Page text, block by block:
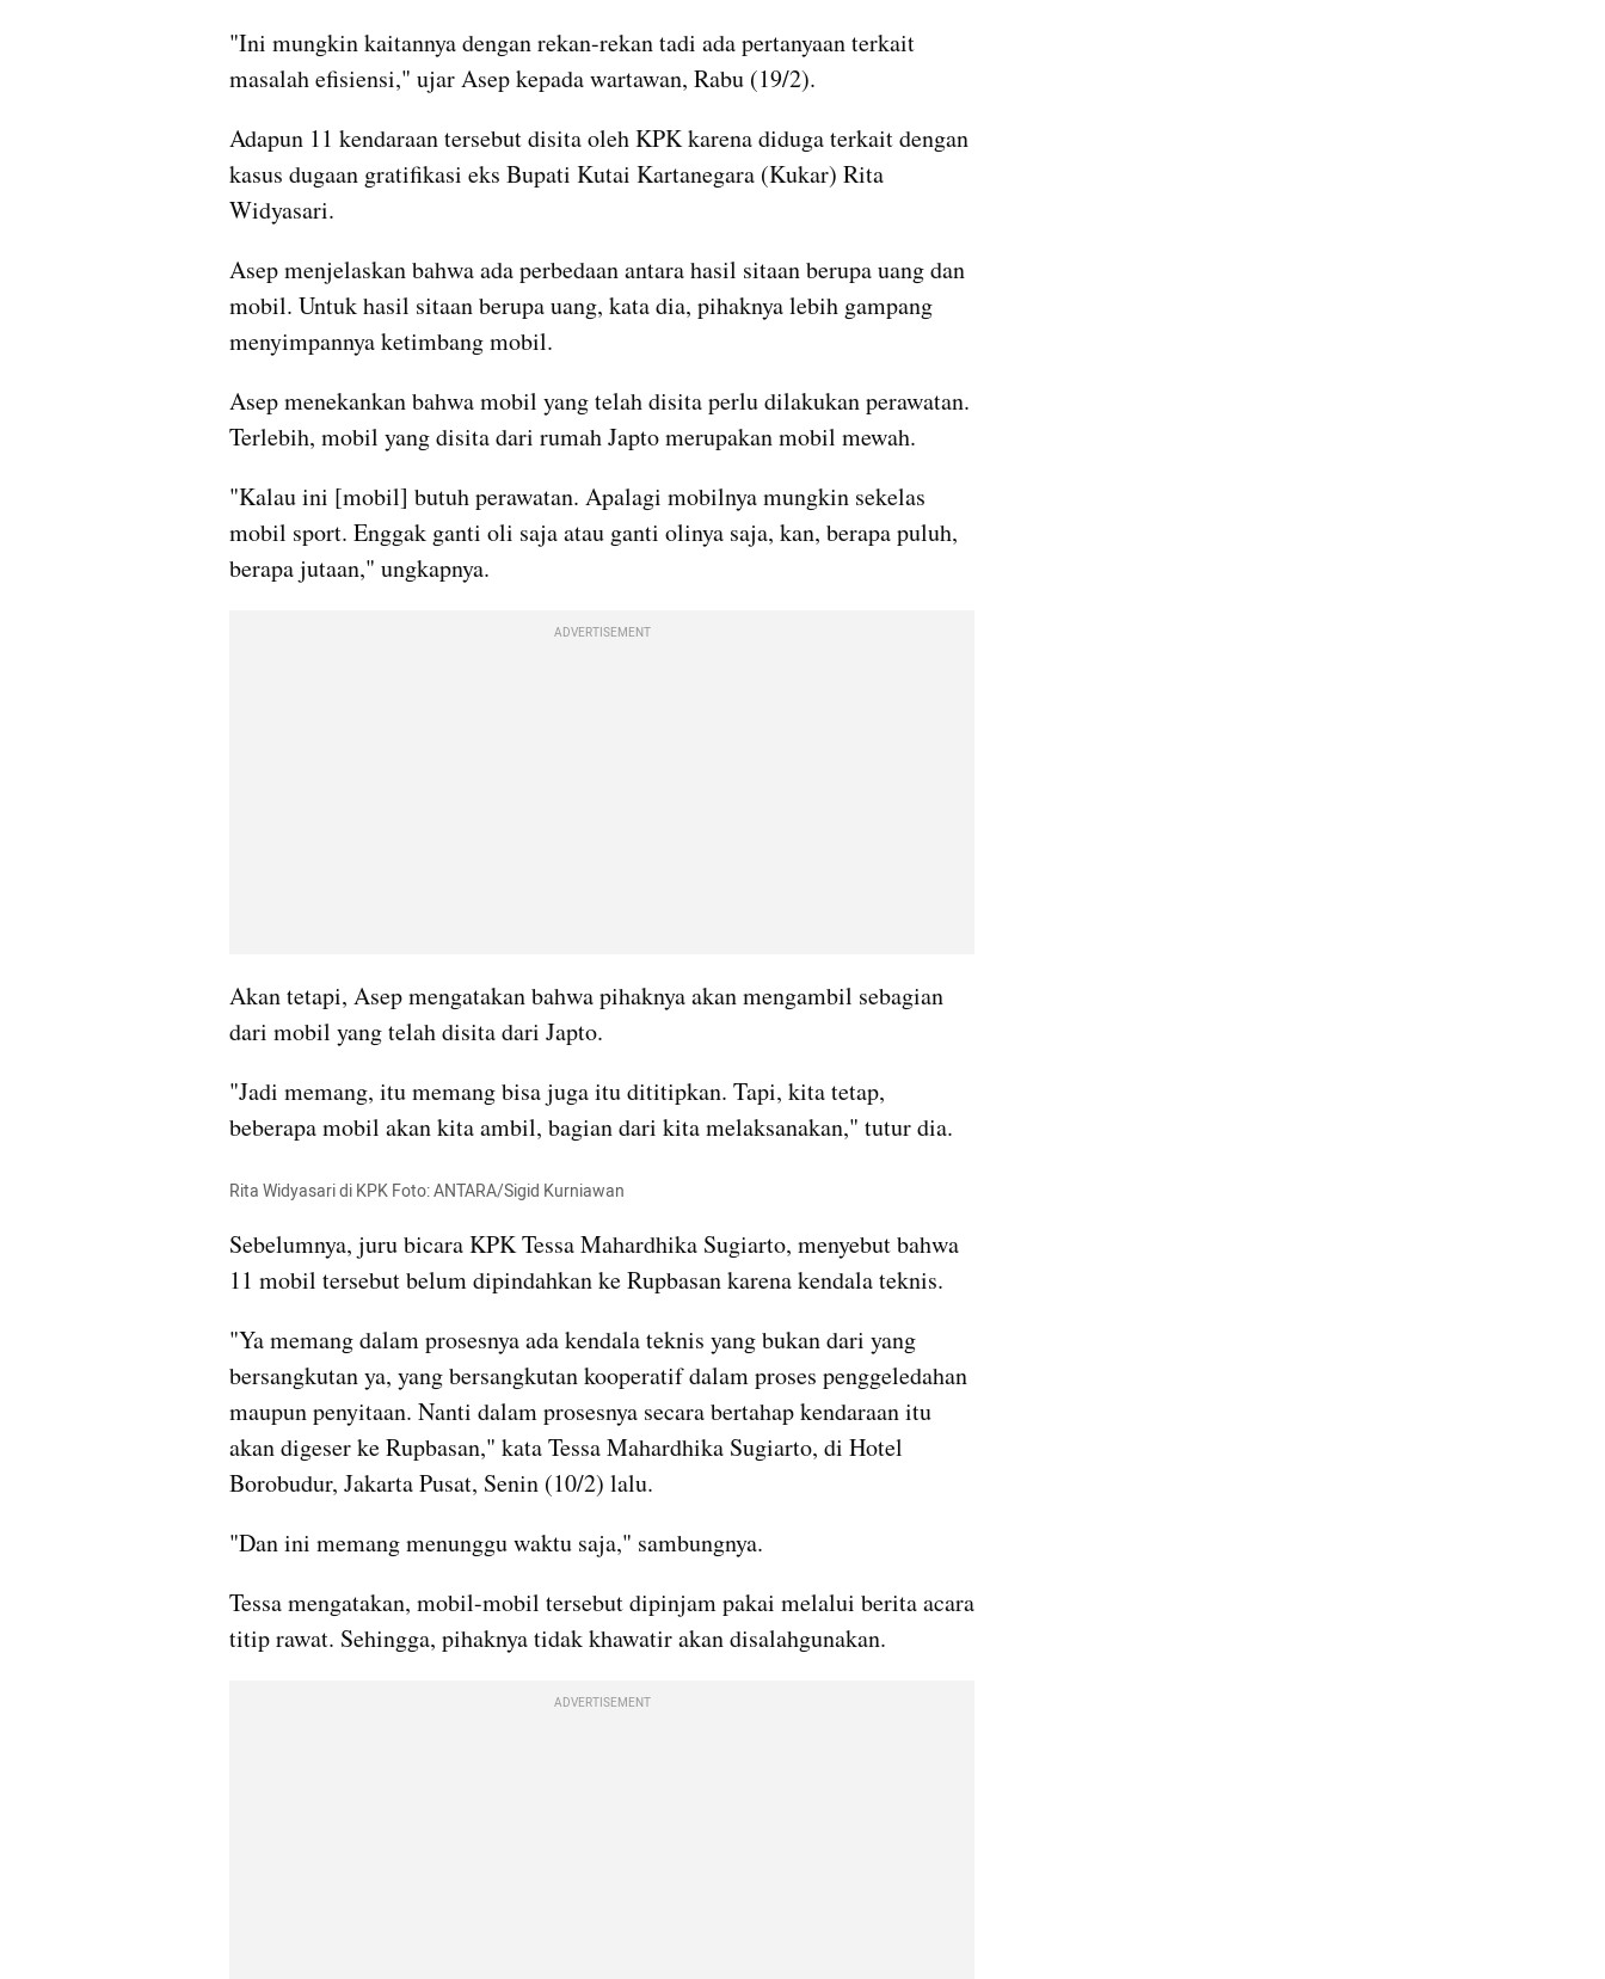
"Ini mungkin kaitannya dengan rekan-rekan tadi ada pertanyaan terkait
masalah efisiensi," ujar Asep kepada wartawan, Rabu (19/2).
Adapun 11 kendaraan tersebut disita oleh KPK karena diduga terkait dengan
kasus dugaan gratifikasi eks Bupati Kutai Kartanegara (Kukar) Rita
Widyasari.
Asep menjelaskan bahwa ada perbedaan antara hasil sitaan berupa uang dan
mobil. Untuk hasil sitaan berupa uang, kata dia, pihaknya lebih gampang
menyimpannya ketimbang mobil.
Asep menekankan bahwa mobil yang telah disita perlu dilakukan perawatan.
Terlebih, mobil yang disita dari rumah Japto merupakan mobil mewah.
"Kalau ini [mobil] butuh perawatan. Apalagi mobilnya mungkin sekelas
mobil sport. Enggak ganti oli saja atau ganti olinya saja, kan, berapa puluh,
berapa jutaan," ungkapnya.
ADVERTISEMENT
Akan tetapi, Asep mengatakan bahwa pihaknya akan mengambil sebagian
dari mobil yang telah disita dari Japto.
"Jadi memang, itu memang bisa juga itu dititipkan. Tapi, kita tetap,
beberapa mobil akan kita ambil, bagian dari kita melaksanakan," tutur dia.
Rita Widyasari di KPK Foto: ANTARA/Sigid Kurniawan
Sebelumnya, juru bicara KPK Tessa Mahardhika Sugiarto, menyebut bahwa
11 mobil tersebut belum dipindahkan ke Rupbasan karena kendala teknis.
"Ya memang dalam prosesnya ada kendala teknis yang bukan dari yang
bersangkutan ya, yang bersangkutan kooperatif dalam proses penggeledahan
maupun penyitaan. Nanti dalam prosesnya secara bertahap kendaraan itu
akan digeser ke Rupbasan," kata Tessa Mahardhika Sugiarto, di Hotel
Borobudur, Jakarta Pusat, Senin (10/2) lalu.
"Dan ini memang menunggu waktu saja," sambungnya.
Tessa mengatakan, mobil-mobil tersebut dipinjam pakai melalui berita acara
titip rawat. Sehingga, pihaknya tidak khawatir akan disalahgunakan.
ADVERTISEMENT